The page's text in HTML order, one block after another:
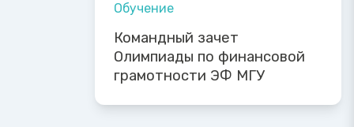
Обучение
Командный зачет
Олимпиады по финансовой
грамотности ЭФ МГУ